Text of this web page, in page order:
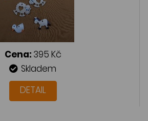
Cena: 395 Kč
Skladem
DETAIL